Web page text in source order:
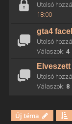
Utolsó
18:00
gta4
Utolsó
Válaszok: 4
Utolsó
Válaszok: 8
Új téma